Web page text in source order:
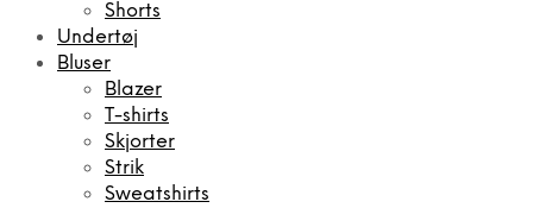
Shorts
Undertøj
Bluser
Blazer
T-shirts
Skjorter
Strik
Sweatshirts